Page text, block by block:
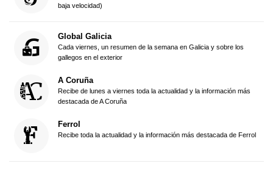
baja velocidad)
Global Galicia
Cada viernes, un resumen de la semana en Galicia y sobre los
gallegos en el exterior
A Coruña
Recibe de lunes a viernes toda la actualidad y la información más
destacada de A Coruña
Ferrol
Recibe toda la actualidad y la información más destacada de Ferrol